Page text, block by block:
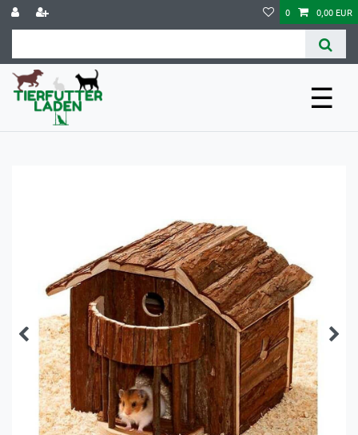
0 0,00 EUR
☰